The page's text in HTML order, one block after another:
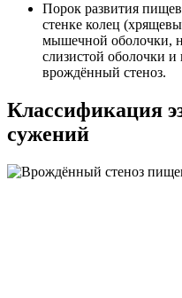
Порок развития
стенке колец
мышечной оболочки,
слизистой оболочки и
врождённый стеноз.
Классификация
сужений